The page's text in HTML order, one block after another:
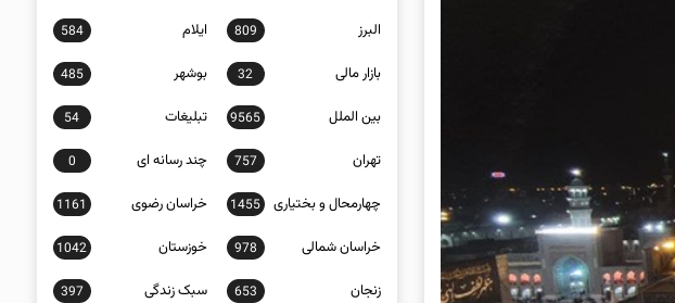
البرز 809 ایلام 584
بازار مالی 32 بوشهر 485
بین الملل 9565 تبلیغات 54
تهران 757 چند رسانه ای 0
چهارمحال و بختیاری 1455 خراسان رضوی 1161
خراسان شمالی 978 خوزستان 1042
زنجان 653 سبک زندگی 397